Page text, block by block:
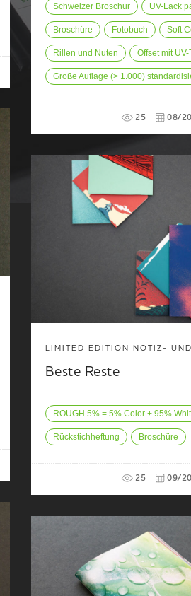
Schweizer Broschur UV-Lack
Broschüre Fotobuch Soft
Rillen und Nuten Offset mit
Große Auflage (> 1.000)
25 08/
LIMITED EDITION NOTIZ-
Beste Reste
ROUGH 5% = 5% Color + 95%
Rückstichheftung Broschüre
25 09/